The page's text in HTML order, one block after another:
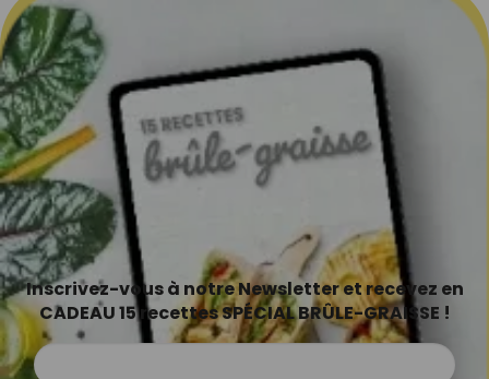
Inscrivez-vous à notre Newsletter et recevez en
CADEAU 15 recettes SPÉCIAL BRÛLE-GRAISSE !